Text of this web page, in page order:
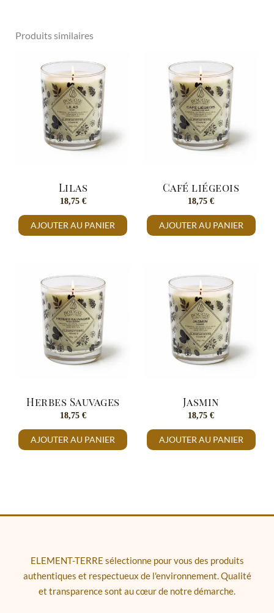
Produits similaires
Lilas
18,75 €
AJOUTER AU PANIER
Café liégeois
18,75€
AJOUTER AU PANIER
Herbes Sauvages
18,75 €
AJOUTER AU PANIER
Jasmin
18,75€
AJOUTER AU PANIER
ELEMENT-TERRE sélectionne pour vous des produits
authentiques et respectueux de l'environnement. Qualité
et transparence sont au cœur de notre démarche.